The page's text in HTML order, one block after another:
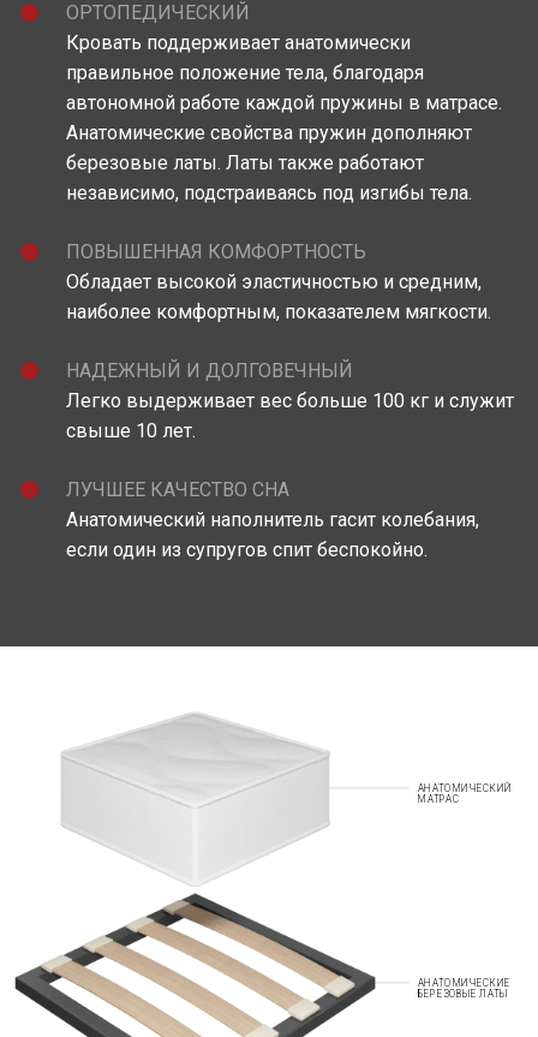
ОРТОПЕДИЧЕСКИЙ
Кровать поддерживает анатомически
правильное положение тела, благодаря
автономной работе каждой пружины в матрасе.
Анатомические свойства пружин дополняют
березовые латы. Латы также работают
независимо, подстраиваясь под изгибы тела.
ПОВЫШЕННАЯ КОМФОРТНОСТЬ
Обладает высокой эластичностью и средним,
наиболее комфортным, показателем мягкости.
НАДЕЖНЫЙ И ДОЛГОВЕЧНЫЙ
Легко выдерживает вес больше 100 кг и служит
свыше 10 лет.
ЛУЧШЕЕ КАЧЕСТВО СНА
Анатомический наполнитель гасит колебания,
если один из супругов спит беспокойно.
АНАТОМИЧЕСКИЙ
МАТРАС
АНАТОМИЧЕСКИЕ
БЕРЕЗОВЫЕ ЛАТЫ